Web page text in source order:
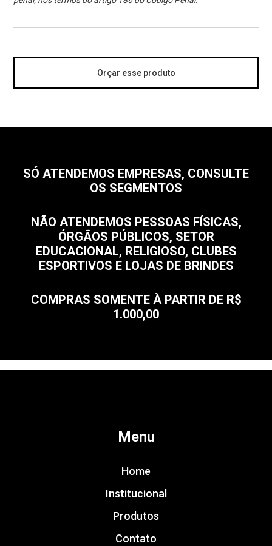
Orçar esse produto
SÓ ATENDEMOS EMPRESAS, CONSULTE
OS SEGMENTOS
NÃO ATENDEMOS PESSOAS FÍSICAS,
ÓRGÃOS PÚBLICOS, SETOR
EDUCACIONAL, RELIGIOSO, CLUBES
ESPORTIVOS E LOJAS DE BRINDES
COMPRAS SOMENTE À PARTIR DE R$
1.000,00
Menu
Home
Institucional
Produtos
Contato